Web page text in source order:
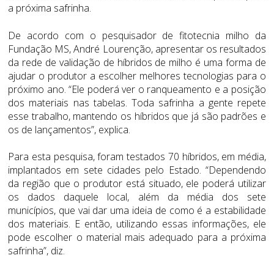
a próxima safrinha.
De acordo com o pesquisador de fitotecnia milho da
Fundação MS, André Lourenção, apresentar os resultados
da rede de validação de híbridos de milho é uma forma de
ajudar o produtor a escolher melhores tecnologias para o
próximo ano. “Ele poderá ver o ranqueamento e a posição
dos materiais nas tabelas. Toda safrinha a gente repete
esse trabalho, mantendo os híbridos que já são padrões e
os de lançamentos”, explica.
Para esta pesquisa, foram testados 70 híbridos, em média,
implantados em sete cidades pelo Estado. “Dependendo
da região que o produtor está situado, ele poderá utilizar
os dados daquele local, além da média dos sete
municípios, que vai dar uma ideia de como é a estabilidade
dos materiais. E então, utilizando essas informações, ele
pode escolher o material mais adequado para a próxima
safrinha”, diz.